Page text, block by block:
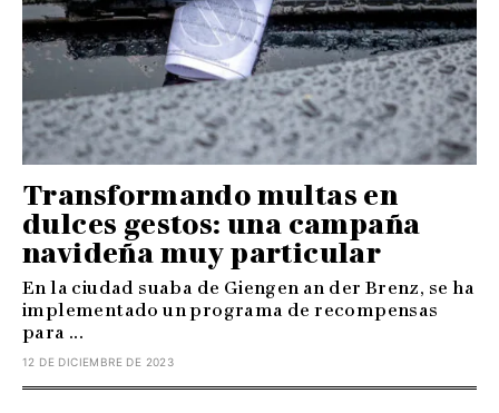
Transformando multas en
dulces gestos: una campaña
navideña muy particular
En la ciudad suaba de Giengen an der Brenz, se ha
implementado un programa de recompensas
para ...
12 DE DICIEMBRE DE 2023